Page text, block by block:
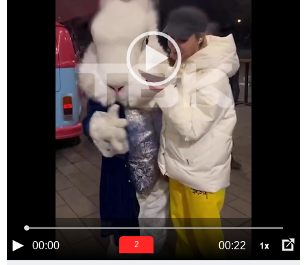
00:00 00:22 1x
1